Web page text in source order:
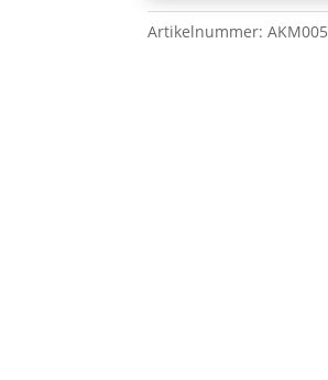
Artikelnummer:AKM005